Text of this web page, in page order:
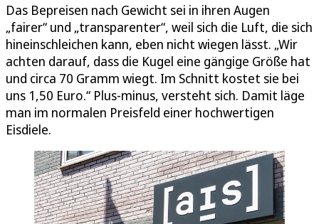
Das Bepreisen nach Gewicht sei in ihren Augen
„fairer“ und „transparenter“, weil sich die Luft, die sich
hineinschleichen kann, eben nicht wiegen lässt. „Wir
achten darauf, dass die Kugel eine gängige Größe hat
und circa 70 Gramm wiegt. Im Schnitt kostet sie bei
uns 1,50 Euro.“ Plus-minus, versteht sich. Damit läge
man im normalen Preisfeld einer hochwertigen
Eisdiele.